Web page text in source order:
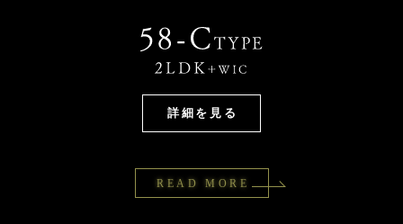
詳細を見る
READ MORE